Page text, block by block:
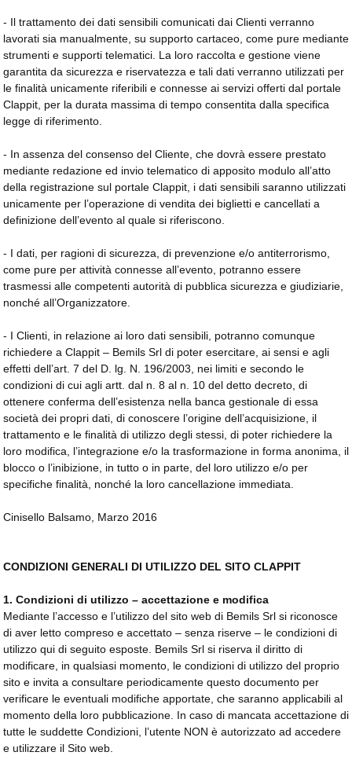
- Il trattamento dei dati sensibili comunicati dai Clienti verranno
lavorati sia manualmente, su supporto cartaceo, come pure mediante
strumenti e supporti telematici. La loro raccolta e gestione viene
garantita da sicurezza e riservatezza e tali dati verranno utilizzati per
le finalità unicamente riferibili e connesse ai servizi offerti dal portale
Clappit, per la durata massima di tempo consentita dalla specifica
legge di riferimento.
- In assenza del consenso del Cliente, che dovrà essere prestato
mediante redazione ed invio telematico di apposito modulo all’atto
della registrazione sul portale Clappit, i dati sensibili saranno utilizzati
unicamente per l’operazione di vendita dei biglietti e cancellati a
definizione dell’evento al quale si riferiscono.
- I dati, per ragioni di sicurezza, di prevenzione e/o antiterrorismo,
come pure per attività connesse all’evento, potranno essere
trasmessi alle competenti autorità di pubblica sicurezza e giudiziarie,
nonché all’Organizzatore.
- I Clienti, in relazione ai loro dati sensibili, potranno comunque
richiedere a Clappit – Bemils Srl di poter esercitare, ai sensi e agli
effetti dell’art. 7 del D. lg. N. 196/2003, nei limiti e secondo le
condizioni di cui agli artt. dal n. 8 al n. 10 del detto decreto, di
ottenere conferma dell’esistenza nella banca gestionale di essa
società dei propri dati, di conoscere l’origine dell’acquisizione, il
trattamento e le finalità di utilizzo degli stessi, di poter richiedere la
loro modifica, l’integrazione e/o la trasformazione in forma anonima, il
blocco o l’inibizione, in tutto o in parte, del loro utilizzo e/o per
specifiche finalità, nonché la loro cancellazione immediata.
Cinisello Balsamo, Marzo 2016
CONDIZIONI GENERALI DI UTILIZZO DEL SITO CLAPPIT
1. Condizioni di utilizzo – accettazione e modifica
Mediante l’accesso e l’utilizzo del sito web di Bemils Srl si riconosce
di aver letto compreso e accettato – senza riserve – le condizioni di
utilizzo qui di seguito esposte. Bemils Srl si riserva il diritto di
modificare, in qualsiasi momento, le condizioni di utilizzo del proprio
sito e invita a consultare periodicamente questo documento per
verificare le eventuali modifiche apportate, che saranno applicabili al
momento della loro pubblicazione. In caso di mancata accettazione di
tutte le suddette Condizioni, l’utente NON è autorizzato ad accedere
e utilizzare il Sito web.